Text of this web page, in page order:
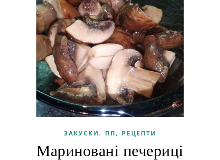
ЗАКУСКИ , ПП , РЕЦЕПТИ
Мариновані печериці